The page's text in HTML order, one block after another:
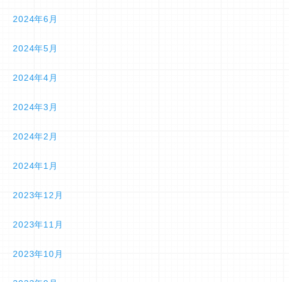
2024年6月
2024年5月
2024年4月
2024年3月
2024年2月
2024年1月
2023年12月
2023年11月
2023年10月